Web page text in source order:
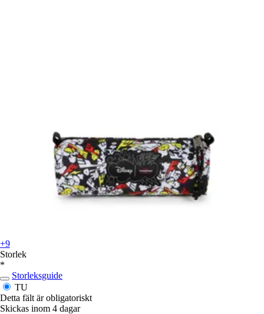
+9
Storlek
*
Storleksguide
TU
Detta fält är obligatoriskt
Skickas inom 4 dagar